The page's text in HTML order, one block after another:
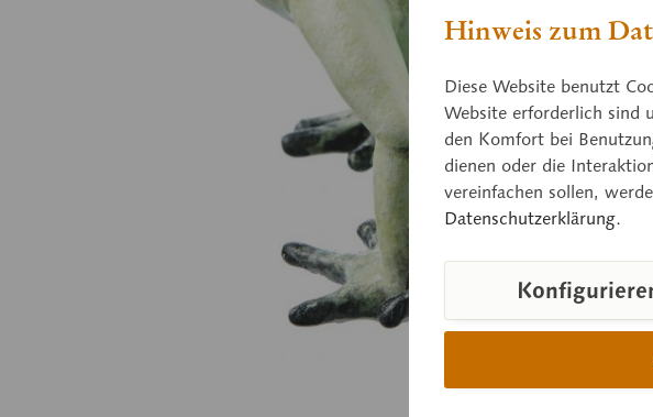
Hinweis zum
Diese Website benutzt
Website erforderlich sind
den Komfort bei
dienen oder die
vereinfachen sollen,
Datenschutzerklärung.